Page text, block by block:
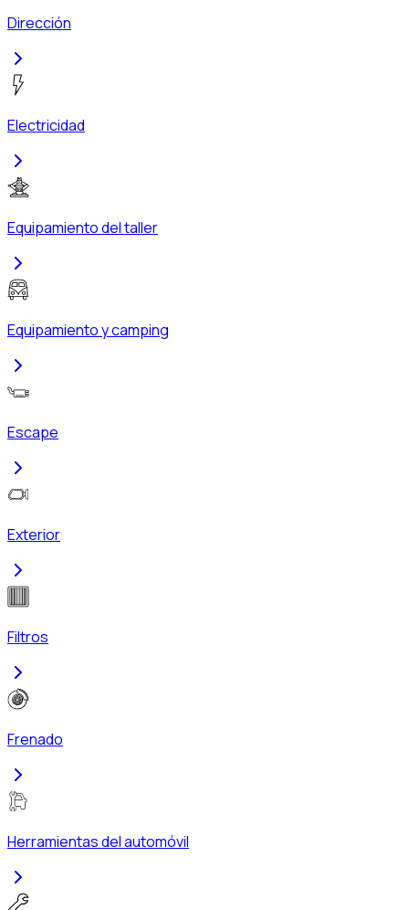
Dirección
Electricidad
Equipamiento del taller
Equipamiento y camping
Escape
Exterior
Filtros
Frenado
Herramientas del automóvil